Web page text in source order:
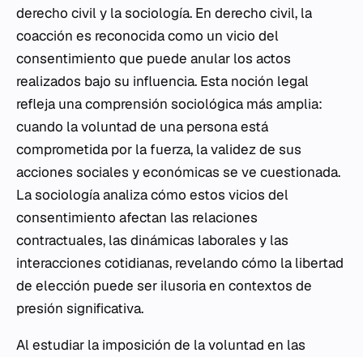
derecho civil y la sociología. En derecho civil, la
coacción es reconocida como un vicio del
consentimiento que puede anular los actos
realizados bajo su influencia. Esta noción legal
refleja una comprensión sociológica más amplia:
cuando la voluntad de una persona está
comprometida por la fuerza, la validez de sus
acciones sociales y económicas se ve cuestionada.
La sociología analiza cómo estos vicios del
consentimiento afectan las relaciones
contractuales, las dinámicas laborales y las
interacciones cotidianas, revelando cómo la libertad
de elección puede ser ilusoria en contextos de
presión significativa.
Al estudiar la imposición de la voluntad en las